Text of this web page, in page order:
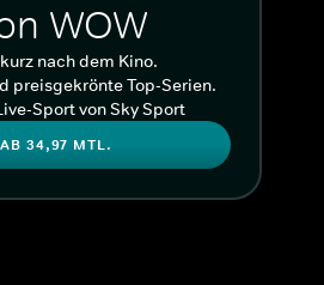
WOW
nach dem Kino.
preisgekrönte Top-Serien.
Sport von Sky Sport
AB 34,97 MTL.